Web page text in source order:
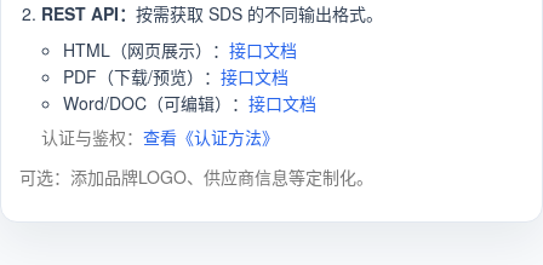
REST API： 按需获取 SDS 的不同输出格式。
HTML（网页展示）： 接口文档
PDF（下载/预览）： 接口文档
Word/DOC（可编辑）： 接口文档
认证与鉴权： 查看《认证方法》
可选：添加品牌LOGO、供应商信息等定制化。